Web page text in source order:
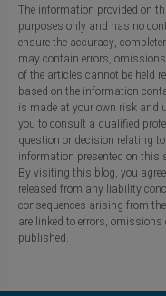
The information provided on
purposes only and has no
ensure the accuracy,
may contain errors,
of the articles cannot be held
based on the information
is made at your own risk and
you to consult a qualified
question or decision relating
information presented on this
By visiting this blog, you
released from any liability
consequences arising from
are linked to errors,
published.